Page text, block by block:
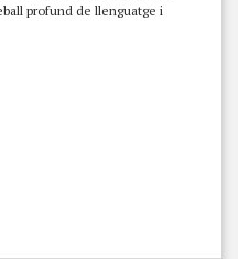
profund de llenguatge i